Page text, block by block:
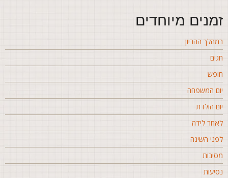
מיוחדים
ההריון
המשפחה
הולדת
לידה
השינה